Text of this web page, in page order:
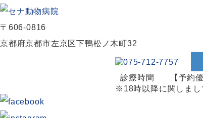
〒606-0816
京都府京都市左京区下鴨松ノ木町32
診療時間
【予約
※18時以降に関しまし